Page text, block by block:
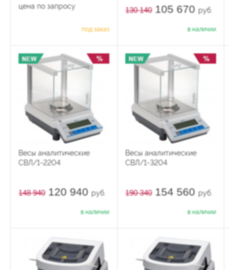
цена по запросу
под заказ
130 140105 670 руб.
в наличии
Весы аналитические
СВЛ/1-2204
148 940120 940 руб.
в наличии
Весы аналитические
СВЛ/1-3204
190 340154 560 руб.
в наличии